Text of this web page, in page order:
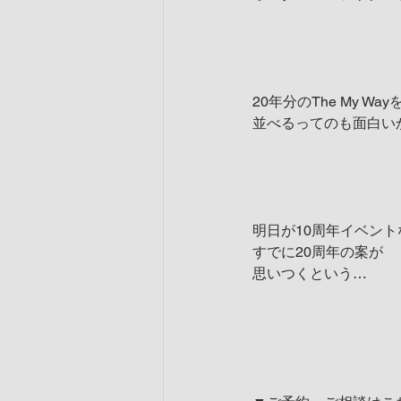
20年分のThe My Way
並べるってのも面白い
明日が10周年イベント
すでに20周年の案が
思いつくという…